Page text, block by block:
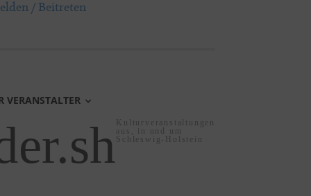
/ Beitreten
VERANSTALTER
Kulturveranstaltungen
aus, in und um
Schleswig-Holstein